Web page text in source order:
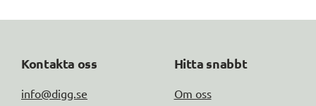
Kontakta oss
info@digg.se
Hitta snabbt
Om oss